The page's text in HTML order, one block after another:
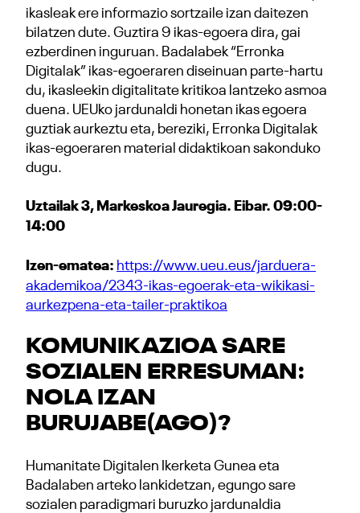
ikasleak ere informazio sortzaile izan daitezen
bilatzen dute. Guztira 9 ikas-egoera dira, gai
ezberdinen inguruan. Badalabek “Erronka
Digitalak” ikas-egoeraren diseinuan parte-hartu
du, ikasleekin digitalitate kritikoa lantzeko asmoa
duena. UEUko jardunaldi honetan ikas egoera
guztiak aurkeztu eta, bereziki, Erronka Digitalak
ikas-egoeraren material didaktikoan sakonduko
dugu.
Uztailak 3, Markeskoa Jauregia. Eibar. 09:00-
14:00
Izen-ematea: https://www.ueu.eus/jarduera-
akademikoa/2343-ikas-egoerak-eta-wikikasi-
aurkezpena-eta-tailer-praktikoa
KOMUNIKAZIOA SARE
SOZIALEN ERRESUMAN:
NOLA IZAN
BURUJABE(AGO)?
Humanitate Digitalen Ikerketa Gunea eta
Badalaben arteko lankidetzan, egungo sare
sozialen paradigmari buruzko jardunaldia